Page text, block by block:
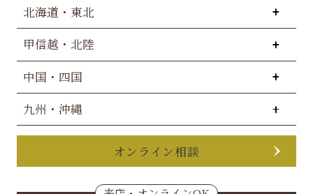
北海道・東北
甲信越・北陸
中国・四国
九州・沖縄
オンライン相談